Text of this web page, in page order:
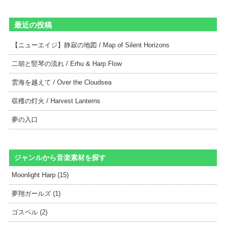
最近の投稿
【ニューエイジ】静寂の地図 / Map of Silent Horizons
二胡と竪琴の流れ / Erhu & Harp Flow
雲海を越えて / Over the Cloudsea
収穫の灯火 / Harvest Lanterns
夢の入口
ジャンルから音楽素材を探す
Moonlight Harp (15)
夢翔ガールズ (1)
ゴスペル (2)